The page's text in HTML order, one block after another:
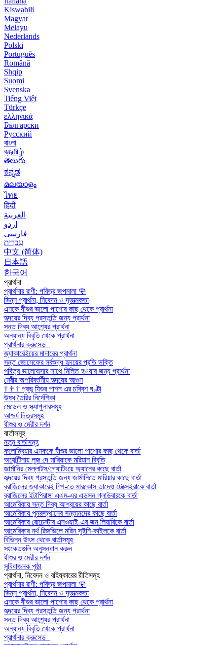
Kiswahili
Magyar
Melayu
Nederlands
Polski
Português
Română
Shqip
Suomi
Svenska
Tiếng Việt
Türkçe
ελληνικά
Български
Русский
বাংলা
বதமிழ்
తెలుగు
ಕನ್ನಡ
മലയാളം
ไทย
हिंदी
العربية
اردو
فارسی
עִברִית
中文 (简体)
日本語
한국어
প্রার্থনা
প্রার্থনার রাণী: পবিত্র জপমালা 🌹
ভিন্ন প্রার্থনা, নিবেদন ও দূতাত্মকতা
এনকে যীশুর ভালো পাশোর কাছ থেকে প্রার্থনা
হৃদয়ের দিব্য প্রস্তুতি জন্য প্রার্থনা
সন্ত দিব্য আশ্র্যের প্রার্থনা
অন্যান্য বিবৃতি থেকে প্রার্থনা
প্রার্থনার ক্রুসেড
জ্যাকারেইয়ের মাদারের প্রার্থনা
সন্ত জোসেফের সর্বশুদ্ধ হৃদয়ের প্রতি ভক্তি
পবিত্র ভালোবাসার সাথে মিলিত হওয়ার জন্য প্রার্থনা
মেরীর অপরিবর্তনীয় হৃদয়ের আগুন
† † † প্রভু যিশুর পাশন এর চব্বিশ ঘণ্টা
উষধ তৈরির নির্দেশিকা
মেডেল ও স্ক্যাপুলারসমূহ
আশ্চর্য চিত্রসমূহ
যীশুর ও মেরীর দর্শন
বার্তাসমূহ
নতুন বার্তাসমূহ
কলোম্বিয়ার এনককে যীশুর ভালো পাশোর কাছ থেকে বার্তা
অর্জেন্টিনায় লুজ দে মারিয়াকে মরিয়ান বিবৃতি
জার্মানির মেল্লাট্‌স/গ্যোটিংয়ে অ্যানের কাছে বার্তা
হৃদয়ের দিব্য প্রস্তুতি জন্য জার্মানিতে মারিয়ার কাছে বার্তা
ব্রাজিলের জ্যাকারেই স্পি-তে মারকোস তাদেও টেক্সেইরাকে বার্তা
ব্রাজিলের ইটাপিরাঙ্গা এএম-এর এডসন গ্লাউবারকে বার্তা
আমেরিকায় সন্ত দিব্য আশ্রয়ের কাছে বার্তা
আমেরিকায় পুনরুত্থানের সন্তানদের কাছে বার্তা
আমেরিকার রোচেস্টার এনওয়াই-এর জন লিয়ারিকে বার্তা
আমেরিকার নর্থ রিজভিলে মরিন সুইনি-কাইলকে বার্তা
বিভিন্ন উৎস থেকে বার্তাসমূহ
সংকেতগুলি অনুসন্ধান করুন
যীশুর ও মেরীর দর্শন
সুবিধাজনক পৃষ্ঠা
প্রার্থনা, নিবেদন ও বহিষ্কারের রীতিসমূহ
প্রার্থনার রাণী: পবিত্র জপমালা 🌹
ভিন্ন প্রার্থনা, নিবেদন ও দূতাত্মকতা
এনকে যীশুর ভালো পাশোর কাছ থেকে প্রার্থনা
হৃদয়ের দিব্য প্রস্তুতি জন্য প্রার্থনা
সন্ত দিব্য আশ্র্যের প্রার্থনা
অন্যান্য বিবৃতি থেকে প্রার্থনা
প্রার্থনার ক্রুসেড